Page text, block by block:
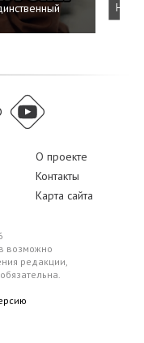
О проекте
Контакты
Карта сайта
возможно
редакции,